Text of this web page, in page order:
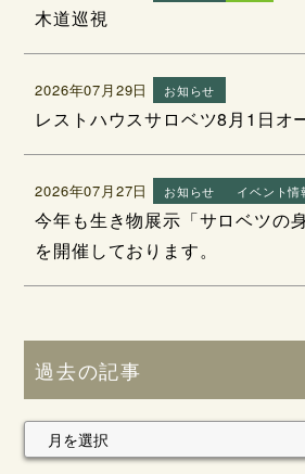
木道巡視
2026年07月29日 お知らせ
レストハウスサロベツ8月1日オ
2026年07月27日 お知らせ イベント情
今年も生き物展示「サロベツの
を開催しております。
過去の記事